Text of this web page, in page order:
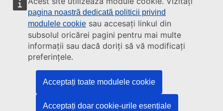
pagina noastră dedicată politicii privind
modulele cookie sau accesați linkul din
subsolul oricărei pagini pentru mai multe
informații sau dacă doriți să vă modificați
preferințele.
Acceptați toate modulele cookie
Acceptați doar cookie-urile esențiale